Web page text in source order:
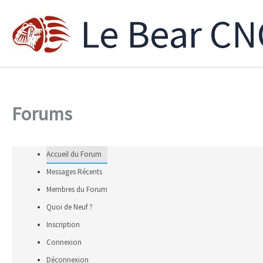
contenu
Le Bear
Forums
Accueil du Forum
Messages Récents
Membres du Forum
Quoi de Neuf ?
Inscription
Connexion
Déconnexion